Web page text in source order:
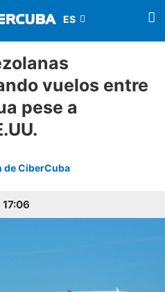
vuelos entre
pese a
de CiberCuba